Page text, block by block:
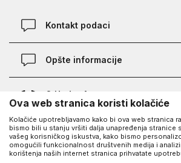
Kontakt podaci
Kontakt
Opšte informacije
Provjera statusa porudžbine
Najčešća pitanja
Kako kupiti
O Under Armour-u
O nama - priča o UA
Saznajte više o UA
Karijera
UA Social
Facebook
Ova web stranica koristi kolačiće
Kolačiće upotrebljavamo kako bi ova web stranica
bismo bili u stanju vršiti dalja unapređenja stranice
vašeg korisničkog iskustva, kako bismo
omogućili funkcionalnost društvenih medija i
korištenja naših internet stranica prihvatate